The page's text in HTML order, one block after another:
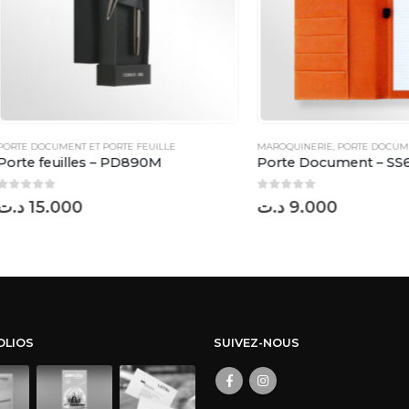
ET PORTE FEUILLE
– PD890M
MAROQUINERIE,PORTE DOCUMENT ET
Porte Document – SS6512M
9.000
SUIVEZ-NOUS